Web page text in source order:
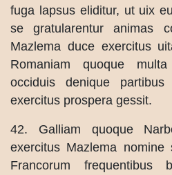
fuga lapsus eliditur, ut uix
se gratularentur animas
Mazlema duce exercitus
Romaniam quoque
occiduis denique
exercitus prospera gessit.
42. Galliam quoque
exercitus Mazlema nomine
Francorum frequentibus